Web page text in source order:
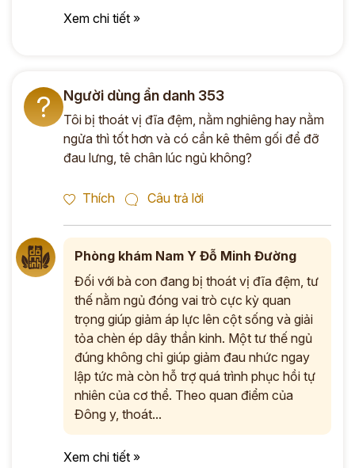
Xem chi tiết »
? Người dùng ẩn danh 353
Tôi bị thoát vị đĩa đệm, nằm nghiêng hay nằm
ngửa thì tốt hơn và có cần kê thêm gối để đỡ
đau lưng, tê chân lúc ngủ không?
Thích Câu trả lời
Phòng khám Nam Y Đỗ Minh Đường
Đối với bà con đang bị thoát vị đĩa đệm, tư
thế nằm ngủ đóng vai trò cực kỳ quan
trọng giúp giảm áp lực lên cột sống và giải
tỏa chèn ép dây thần kinh. Một tư thế ngủ
đúng không chỉ giúp giảm đau nhức ngay
lập tức mà còn hỗ trợ quá trình phục hồi tự
nhiên của cơ thể. Theo quan điểm của
Đông y, thoát...
Xem chi tiết »